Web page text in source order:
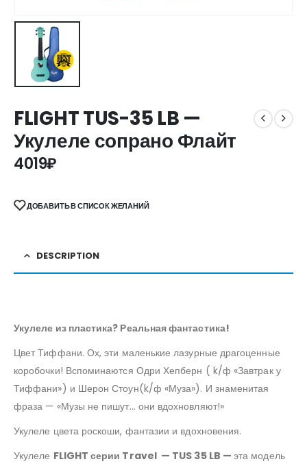
FLIGHT TUS-35 LB —
Укулеле сопрано Флайт
4019₽
ДОБАВИТЬ В СПИСОК ЖЕЛАНИЙ
DESCRIPTION
Укулеле из пластика? Реальная фантастика!
Цвет Тиффани. Ох, эти маленькие лазурные драгоценные
коробочки! Вспоминаются Одри Хепберн ( k/ф «Завтрак у
Тиффани») и Шерон Стоун(k/ф «Муза»). И знаменитая
фраза — «Музы не пишут… они вдохновляют!»
Укулеле цвета роскоши, фантазии и вдохновения.
Укулеле FLIGHT серии Travel — TUS 35 LB —эта модель